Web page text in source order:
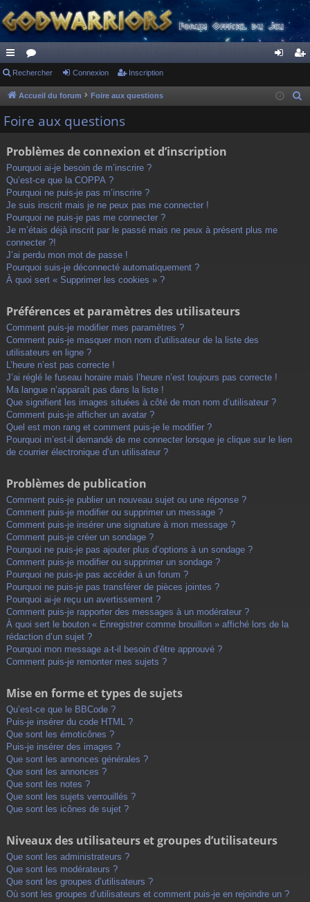
ac
co
ur
s
or
u ne cri
Rechercher Connexion Inscription
Accueil du forum Foire aux questions
Foire aux questions
Problèmes de connexion et d’inscription
Pourquoi ai-je besoin de m’inscrire ?
Qu’est-ce que la COPPA ?
Pourquoi ne puis-je pas m’inscrire ?
Je suis inscrit mais je ne peux pas me connecter !
Pourquoi ne puis-je pas me connecter ?
Je m’étais déjà inscrit par le passé mais ne peux à présent plus me
connecter ?!
J’ai perdu mon mot de passe !
Pourquoi suis-je déconnecté automatiquement ?
À quoi sert « Supprimer les cookies » ?
Préférences et paramètres des utilisateurs
Comment puis-je modifier mes paramètres ?
Comment puis-je masquer mon nom d’utilisateur de la liste des
utilisateurs en ligne ?
L’heure n’est pas correcte !
J’ai réglé le fuseau horaire mais l’heure n’est toujours pas correcte !
Ma langue n’apparaît pas dans la liste !
Que signifient les images situées à côté de mon nom d’utilisateur ?
Comment puis-je afficher un avatar ?
Quel est mon rang et comment puis-je le modifier ?
Pourquoi m’est-il demandé de me connecter lorsque je clique sur le lien
de courrier électronique d’un utilisateur ?
Problèmes de publication
Comment puis-je publier un nouveau sujet ou une réponse ?
Comment puis-je modifier ou supprimer un message ?
Comment puis-je insérer une signature à mon message ?
Comment puis-je créer un sondage ?
Pourquoi ne puis-je pas ajouter plus d’options à un sondage ?
Comment puis-je modifier ou supprimer un sondage ?
Pourquoi ne puis-je pas accéder à un forum ?
Pourquoi ne puis-je pas transférer de pièces jointes ?
Pourquoi ai-je reçu un avertissement ?
Comment puis-je rapporter des messages à un modérateur ?
À quoi sert le bouton « Enregistrer comme brouillon » affiché lors de la
rédaction d’un sujet ?
Pourquoi mon message a-t-il besoin d’être approuvé ?
Comment puis-je remonter mes sujets ?
Mise en forme et types de sujets
Qu’est-ce que le BBCode ?
Puis-je insérer du code HTML ?
Que sont les émoticônes ?
Puis-je insérer des images ?
Que sont les annonces générales ?
Que sont les annonces ?
Que sont les notes ?
Que sont les sujets verrouillés ?
Que sont les icônes de sujet ?
Niveaux des utilisateurs et groupes d’utilisateurs
Que sont les administrateurs ?
Que sont les modérateurs ?
Que sont les groupes d’utilisateurs ?
Où sont les groupes d’utilisateurs et comment puis-je en rejoindre un ?